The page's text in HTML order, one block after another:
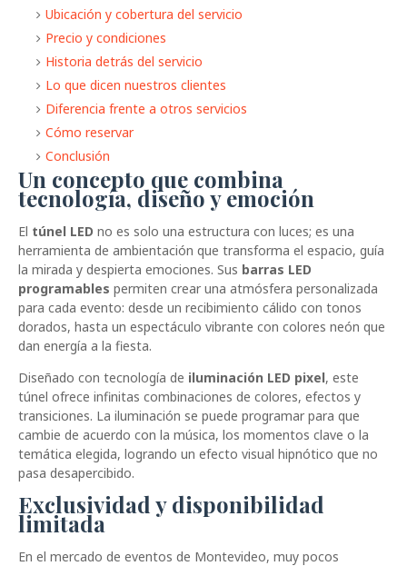
Ubicación y cobertura del servicio
Precio y condiciones
Historia detrás del servicio
Lo que dicen nuestros clientes
Diferencia frente a otros servicios
Cómo reservar
Conclusión
Un concepto que combina
tecnología, diseño y emoción
El túnel LED no es solo una estructura con luces; es una
herramienta de ambientación que transforma el espacio, guía
la mirada y despierta emociones. Sus barras LED
programables permiten crear una atmósfera personalizada
para cada evento: desde un recibimiento cálido con tonos
dorados, hasta un espectáculo vibrante con colores neón que
dan energía a la fiesta.
Diseñado con tecnología de iluminación LED pixel, este
túnel ofrece infinitas combinaciones de colores, efectos y
transiciones. La iluminación se puede programar para que
cambie de acuerdo con la música, los momentos clave o la
temática elegida, logrando un efecto visual hipnótico que no
pasa desapercibido.
Exclusividad y disponibilidad
limitada
En el mercado de eventos de Montevideo, muy pocos